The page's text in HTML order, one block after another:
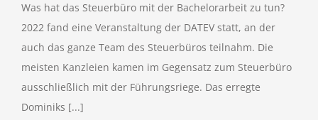
Was hat das Steuerbüro mit der Bachelorarbeit zu tun?
2022 fand eine Veranstaltung der DATEV statt, an der
auch das ganze Team des Steuerbüros teilnahm. Die
meisten Kanzleien kamen im Gegensatz zum Steuerbüro
ausschließlich mit der Führungsriege. Das erregte
Dominiks [...]